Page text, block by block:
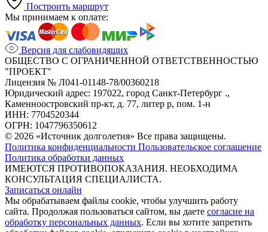
Построить маршрут
Мы принимаем к оплате:
Версия для слабовидящих
ОБЩЕСТВО С ОГРАНИЧЕННОЙ ОТВЕТСТВЕННОСТЬЮ
"ПРОЕКТ"
Лицензия № Л041-01148-78/00360218
Юридический адрес: 197022, город Санкт-Петербург .,
Каменноостровский пр-кт, д. 77, литер р, пом. 1-н
ИНН: 7704520344
ОГРН: 1047796350612
© 2026 «Источник долголетия» Все права защищены.
Политика конфиденциальности Пользовательское соглашение
Политика обработки данных
ИМЕЮТСЯ ПРОТИВОПОКАЗАНИЯ. НЕОБХОДИМА
КОНСУЛЬТАЦИЯ СПЕЦИАЛИСТА.
Записаться онлайн
Мы обрабатываем файлы cookie, чтобы улучшить работу
сайта. Продолжая пользоваться сайтом, вы даете согласие на
обработку персональных данных. Если вы хотите запретить